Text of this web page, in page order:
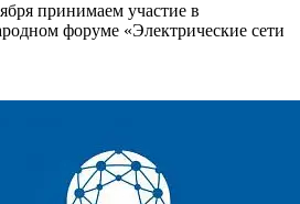
принимаем участие в
форуме «Электрические сети